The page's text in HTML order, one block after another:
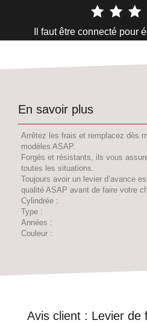
Il faut être connecté pour
En savoir plus
Arrêtez les frais et remplacez dès
modèles ASAP.
Forgés et résistants, ils vous
toutes les situations.
Toujours avoir un levier d’avance
qualité ASAP avant de faire votre
Cylindrée :
Type :
Années :
Couleur :
Avis client : Levier de